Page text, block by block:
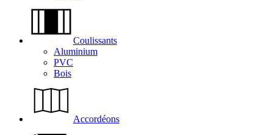
Coulissants
Aluminium
PVC
Bois
Accordéons